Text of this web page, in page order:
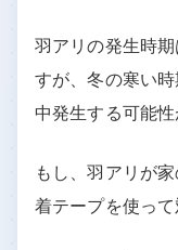
羽アリの発生時
すが、冬の寒い
中発生する可能性
もし、羽アリが
着テープを使って